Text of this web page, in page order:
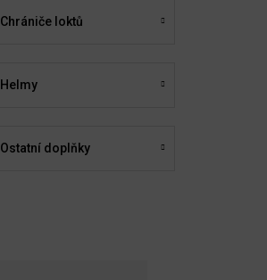
Chrániče loktů
Helmy
Ostatní doplňky